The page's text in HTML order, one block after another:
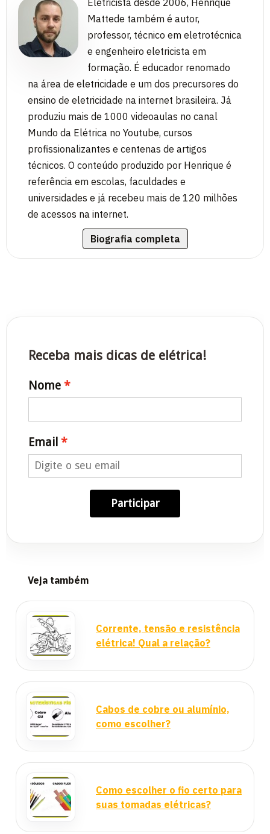
Mattede também é autor,
professor, técnico em eletrotécnica
e engenheiro eletricista em
formação. É educador renomado
na área de eletricidade e um dos precursores do
ensino de eletricidade na internet brasileira. Já
produziu mais de 1000 videoaulas no canal
Mundo da Elétrica no Youtube, cursos
profissionalizantes e centenas de artigos
técnicos. O conteúdo produzido por Henrique é
referência em escolas, faculdades e
universidades e já recebeu mais de 120 milhões
de acessos na internet.
Biografia completa
Receba mais dicas de elétrica!
Nome
Email
Participar
Veja também
Corrente, tensão e resistência
elétrica! Qual a relação?
Cabos de cobre ou alumínio,
como escolher?
Como escolher o fio certo para
suas tomadas elétricas?